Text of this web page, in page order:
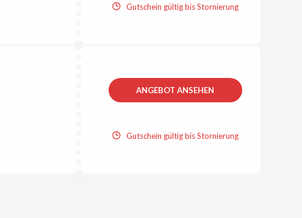
Gutschein gültig bis Stornierung
ANGEBOT ANSEHEN
Gutschein gültig bis Stornierung